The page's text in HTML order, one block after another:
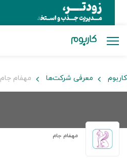
کاربوم معرفی شرکت‌ها مهفام جام
مهفام جام